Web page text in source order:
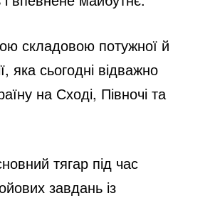
складовою потужної й
яка сьогодні відважно
на Сході, Півночі та
тягар під час
завдань із